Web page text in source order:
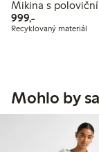
Mikina s
999,-999,00 Kč
Recyklovaný materiál
Mohlo by